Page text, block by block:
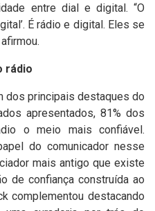
entre dial e digital. “O
É rádio e digital. Eles se
rádio
dos principais destaques do
apresentados, 81% dos
o meio mais confiável.
do comunicador nesse
mais antigo que existe
de confiança construída ao
complementou destacando